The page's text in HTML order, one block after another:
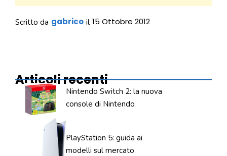
Scritto da gabrico il 15 Ottobre 2012
Articoli recenti
Nintendo Switch 2: la nuova
console di Nintendo
PlayStation 5: guida ai
modelli sul mercato